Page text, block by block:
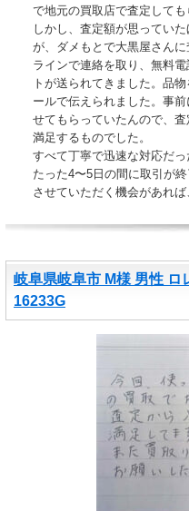
で地元の買取店で査定しても
しかし、査定額が思ってい
が、ダメもとで大黒屋さんに
ラインで連絡を取り、無料
トが送られてきました。品
ールで伝えられました。事
せてもらっていたんので、査
満足するものでした。
すべて丁寧で迅速な対応だっ
たった4〜5日の間に取引が
させていただく機会があれば
岐阜県岐阜市 M様 男性 ロ
16233G